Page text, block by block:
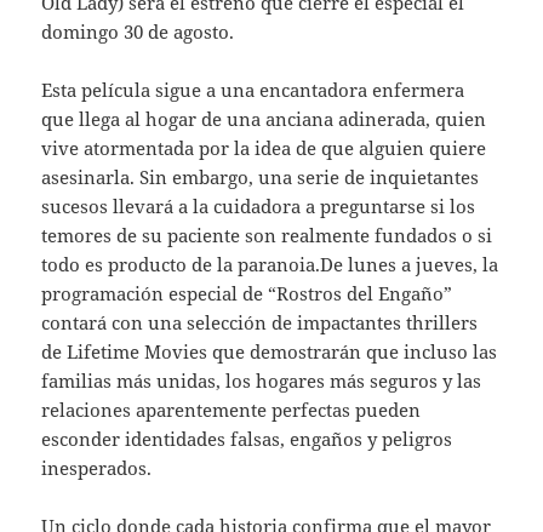
domingo 30 de agosto.
Esta película sigue a una encantadora enfermera
que llega al hogar de una anciana adinerada, quien
vive atormentada por la idea de que alguien quiere
asesinarla. Sin embargo, una serie de inquietantes
sucesos llevará a la cuidadora a preguntarse si los
temores de su paciente son realmente fundados o si
todo es producto de la paranoia.De lunes a jueves, la
programación especial de “Rostros del Engaño”
contará con una selección de impactantes thrillers
de Lifetime Movies que demostrarán que incluso las
familias más unidas, los hogares más seguros y las
relaciones aparentemente perfectas pueden
esconder identidades falsas, engaños y peligros
inesperados.
Un ciclo donde cada historia confirma que el mayor